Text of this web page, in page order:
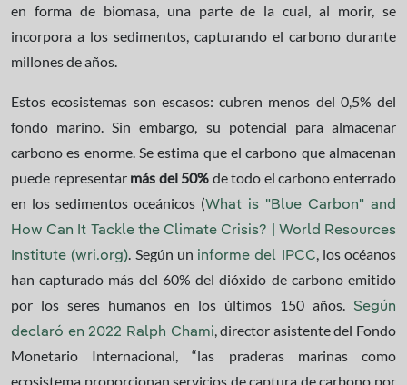
en forma de biomasa, una parte de la cual, al morir, se
incorpora a los sedimentos, capturando el carbono durante
millones de años.
Estos ecosistemas son escasos: cubren menos del 0,5% del
fondo marino. Sin embargo, su potencial para almacenar
carbono es enorme. Se estima que el carbono que almacenan
puede representar más del 50% de todo el carbono enterrado
en los sedimentos oceánicos (What is "Blue Carbon" and
How Can It Tackle the Climate Crisis? | World Resources
Institute (wri.org) . Según un informe del IPCC , los océanos
han capturado más del 60% del dióxido de carbono emitido
por los seres humanos en los últimos 150 años.
Según
declaró en 2022 Ralph Chami , director asistente del Fondo
Monetario Internacional, “las praderas marinas como
ecosistema proporcionan servicios de captura de carbono por